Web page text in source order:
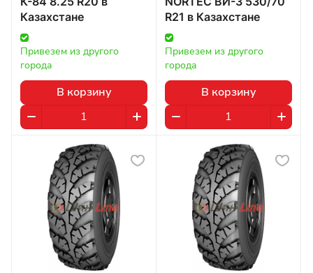
Казахстане
Привезем из другого
города
В корзину
R21 в Казахстане
Привезем из другого
города
В корзину